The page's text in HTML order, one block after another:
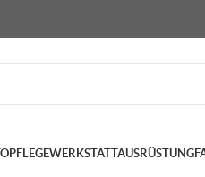
WERKSTATTAUSRÜSTUNG